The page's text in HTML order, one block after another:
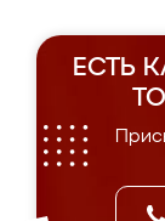
ЕСТЬ